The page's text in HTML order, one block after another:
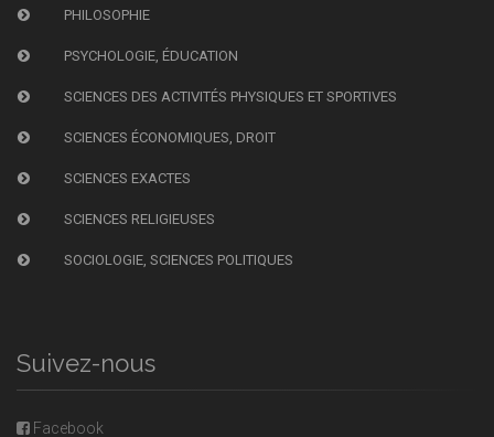
PHILOSOPHIE
PSYCHOLOGIE, ÉDUCATION
SCIENCES DES ACTIVITÉS PHYSIQUES ET SPORTIVES
SCIENCES ÉCONOMIQUES, DROIT
SCIENCES EXACTES
SCIENCES RELIGIEUSES
SOCIOLOGIE, SCIENCES POLITIQUES
Suivez-nous
Facebook